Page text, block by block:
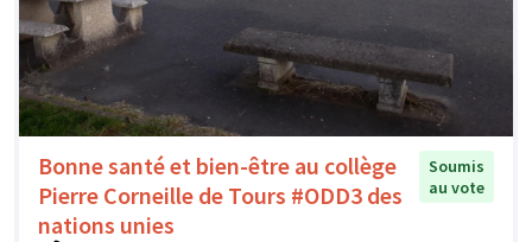
Bonne santé et bien-être au collège
Pierre Corneille de Tours #ODD3 des
nations unies
Soumis
au vote